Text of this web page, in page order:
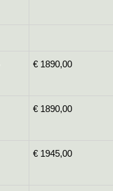
€ 1890,00
€ 1890,00
€ 1945,00